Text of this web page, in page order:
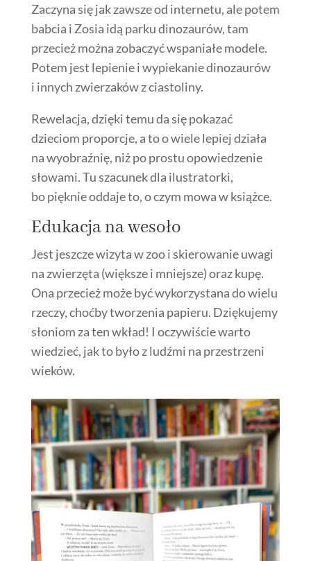
Zaczyna się jak zawsze od internetu, ale potem
babcia i Zosia idą parku dinozaurów, tam
przecież można zobaczyć wspaniałe modele.
Potem jest lepienie i wypiekanie dinozaurów
i innych zwierzaków z ciastoliny.
Rewelacja, dzięki temu da się pokazać
dzieciom proporcje, a to o wiele lepiej działa
na wyobraźnię, niż po prostu opowiedzenie
słowami. Tu szacunek dla ilustratorki,
bo pięknie oddaje to, o czym mowa w książce.
Edukacja na wesoło
Jest jeszcze wizyta w zoo i skierowanie uwagi
na zwierzęta (większe i mniejsze) oraz kupę.
Ona przecież może być wykorzystana do wielu
rzeczy, choćby tworzenia papieru. Dziękujemy
słoniom za ten wkład! I oczywiście warto
wiedzieć, jak to było z ludźmi na przestrzeni
wieków.